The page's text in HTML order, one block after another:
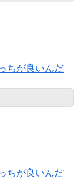
ちが良いんだ
ちが良いんだ